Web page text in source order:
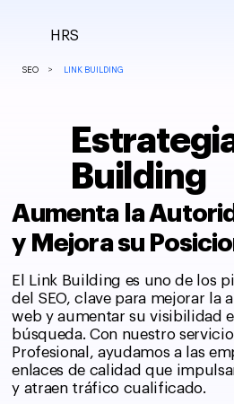
SEO > LINK BUILDING
HRS
Building
Aumenta la
y Mejora su
El Link Building es uno de los
del SEO, clave para mejorar la
web y aumentar su visibilidad
búsqueda. Con nuestro
Profesional, ayudamos a las
enlaces de calidad que
y atraen tráfico cualificado.